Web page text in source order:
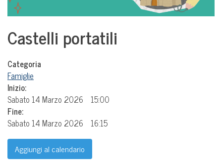
Castelli portatili
Categoria
Famiglie
Inizio:
Sabato 14 Marzo 2026
15:00
Fine:
Sabato 14 Marzo 2026
16:15
Aggiungi al calendario